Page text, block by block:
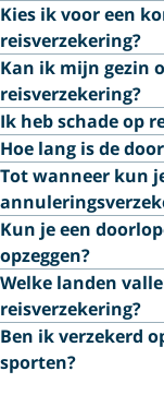
Kies ik voor een
reisverzekering?
Kan ik mijn gezin
reisverzekering?
Ik heb schade op
Hoe lang is de
Tot wanneer kun
Kun je een
opzeggen?
Welke landen
reisverzekering?
Ben ik verzekerd
sporten?